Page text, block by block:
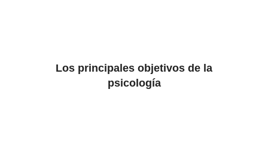
Los principales objetivos de la
psicología